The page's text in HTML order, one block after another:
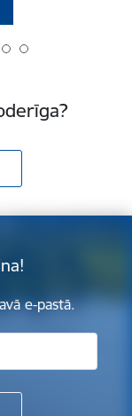
e-pastā.